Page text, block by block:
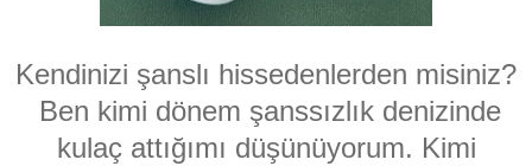
Kendinizi şanslı hissedenlerden misiniz?
Ben kimi dönem şanssızlık denizinde
kulaç attığımı düşünüyorum. Kimi